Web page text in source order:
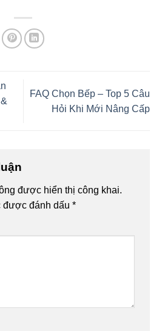
FAQ Chọn Bếp – Top 5 Câu
Hỏi Khi Mới Nâng Cấp
được hiển thị công khai.
được đánh dấu *